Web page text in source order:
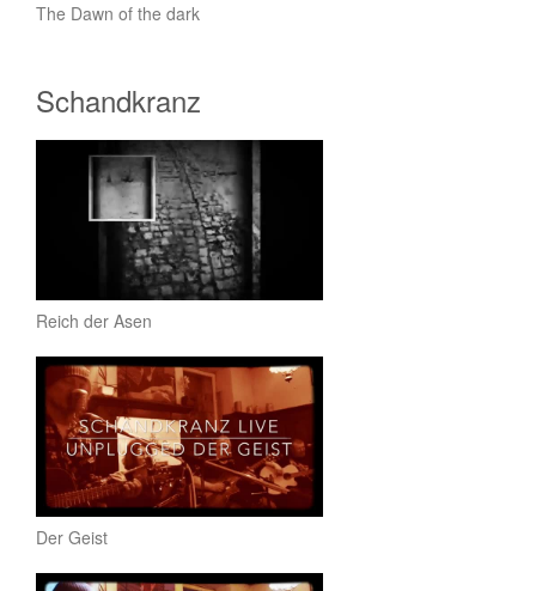
The Dawn of the dark
Schandkranz
Reich der Asen
Der Geist